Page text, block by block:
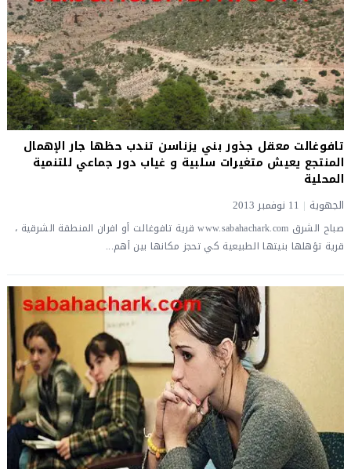
تافوغالت معقل جذور بني يزناسن تندب حظها جار الإهمال
المنتجع يعيش متغيرات سلبية و غياب دور جماعي للتنمية
المحلية
الجهوية 11 نوفمبر 2013
صباح الشرق www.sabahachark.com قرية تافوغالت أو افران المنطقة الشرقية ،
قرية تؤهلها بنيتها الطبيعية كي تحجز مكانها بين أهم...